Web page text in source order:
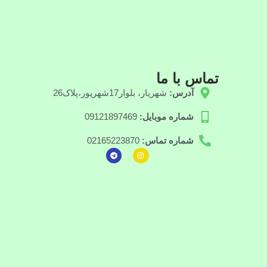
تماس با ما
آدرس: شهریار، بلوار17شهریور،پلاک26
شماره موبایل: 09121897469
شماره تماس: 02165223870